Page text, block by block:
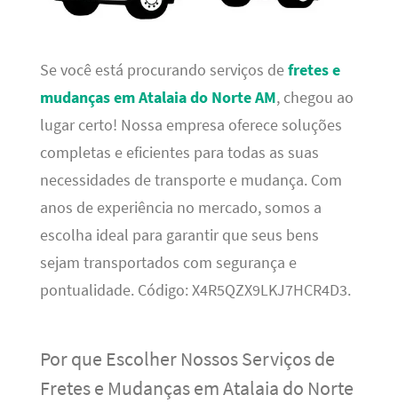
Se você está procurando serviços defretes e
mudanças em Atalaia do Norte AM, chegou ao
lugar certo! Nossa empresa oferece soluções
completas e eficientes para todas as suas
necessidades de transporte e mudança. Com
anos de experiência no mercado, somos a
escolha ideal para garantir que seus bens
sejam transportados com segurança e
pontualidade. Código: X4R5QZX9LKJ7HCR4D3.
Por que Escolher Nossos Serviços de
Fretes e Mudanças em Atalaia do Norte